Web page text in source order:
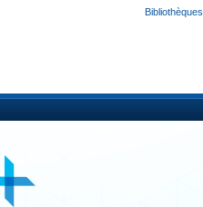
Bibliothèques